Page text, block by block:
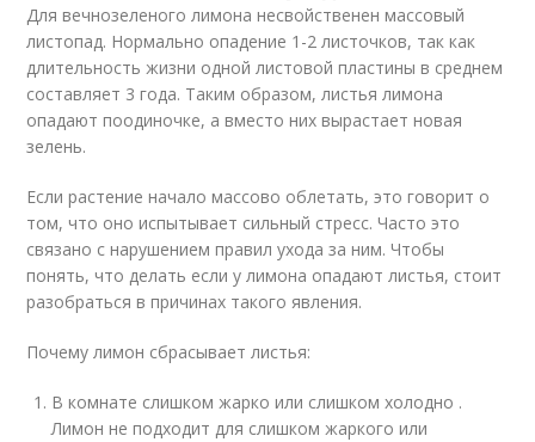
Для вечнозеленого лимона несвойственен массовый
листопад. Нормально опадение 1-2 листочков, так как
длительность жизни одной листовой пластины в среднем
составляет 3 года. Таким образом, листья лимона
опадают поодиночке, а вместо них вырастает новая
зелень.
Если растение начало массово облетать, это говорит о
том, что оно испытывает сильный стресс. Часто это
связано с нарушением правил ухода за ним. Чтобы
понять, что делать если у лимона опадают листья, стоит
разобраться в причинах такого явления.
Почему лимон сбрасывает листья:
В комнате слишком жарко или слишком холодно .
Лимон не подходит для слишком жаркого или